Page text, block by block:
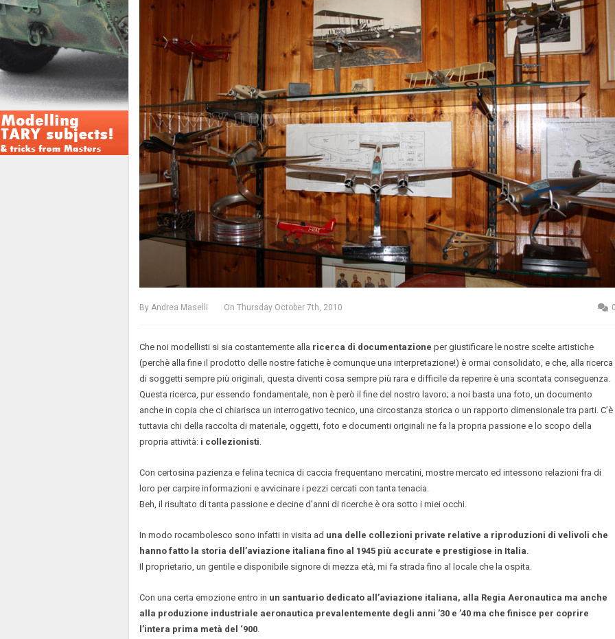
By Andrea Maselli On Thursday October 7th, 2010
Che noi modellisti si sia costantemente alla ricerca di documentazione per giustificare le nostre scelte artistiche
(perchè alla fine il prodotto delle nostre fatiche è comunque una interpretazione!) è ormai consolidato, e che, alla ricerca
di soggetti sempre più originali, questa diventi cosa sempre più rara e difficile da reperire è una scontata conseguenza.
Questa ricerca, pur essendo fondamentale, non è però il fine del nostro lavoro; a noi basta una foto, un documento
anche in copia che ci chiarisca un interrogativo tecnico, una circostanza storica o un rapporto dimensionale tra parti. C’è
tuttavia chi della raccolta di materiale, oggetti, foto e documenti originali ne fa la propria passione e lo scopo della
propria attività: i collezionisti.
Con certosina pazienza e felina tecnica di caccia frequentano mercatini, mostre mercato ed intessono relazioni fra di
loro per carpire informazioni e avvicinare i pezzi cercati con tanta tenacia.
Beh, il risultato di tanta passione e decine d’anni di ricerche è ora sotto i miei occhi.
In modo rocambolesco sono infatti in visita ad una delle collezioni private relative a riproduzioni di velivoli che
hanno fatto la storia dell’aviazione italiana fino al 1945 più accurate e prestigiose in Italia.
Il proprietario, un gentile e disponibile signore di mezza età, mi fa strada fino al locale che la ospita.
Con una certa emozione entro in un santuario dedicato all’aviazione italiana, alla Regia Aeronautica ma anche
alla produzione industriale aeronautica prevalentemente degli anni ’30 e ’40 ma che finisce per coprire
l’intera prima metà del ‘900.